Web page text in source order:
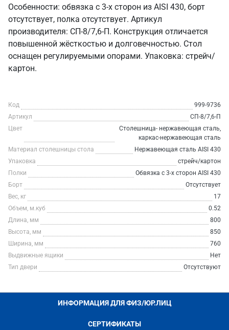
Особенности: обвязка с 3-х сторон из AISI 430, борт
отсутствует, полка отсутствует. Артикул
производителя: СП-8/7,6-П. Конструкция отличается
повышенной жёсткостью и долговечностью. Стол
оснащен регулируемыми опорами. Упаковка: стрейч/
картон.
Код
999-9736
Артикул
СП-8/7,6-П
Цвет
Столешница- нержавеющая сталь,
каркас-нержавеющая сталь
Материал столешницы стола
Нержавеющая сталь AISI 430
Упаковка
стрейч/картон
Полки
Обвязка с 3-х сторон AISI 430
Борт
Отсутствует
Вес, кг
17
Объем, м.куб
0.52
Длина, мм
800
Высота, мм
850
Ширина, мм
760
Выдвижные ящики
Нет
Тип двери
Отсутствуют
ИНФОРМАЦИЯ ДЛЯ ФИЗ/ЮР.ЛИЦ
СЕРТИФИКАТЫ